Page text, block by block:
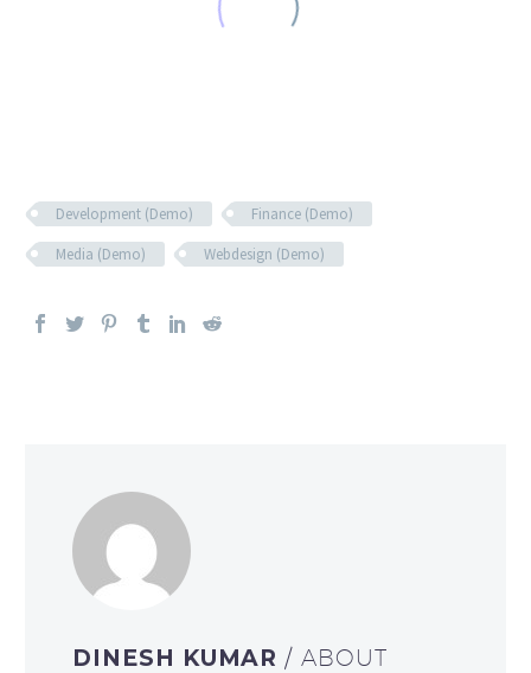
Development (Demo)
Finance (Demo)
Media (Demo)
Webdesign (Demo)
DINESH KUMAR / ABOUT